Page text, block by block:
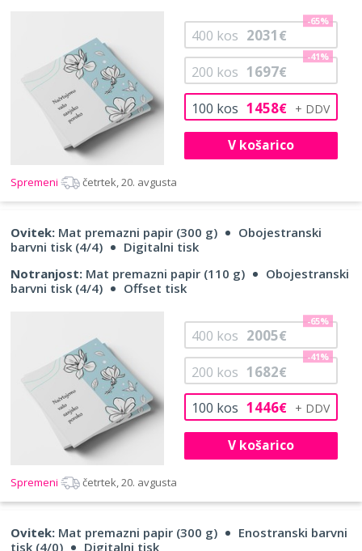
100 kos 1458€
200 kos 1697€
-41%
400 kos 2031€
-65%
V košarico
Spremeni četrtek, 20. avgusta
Ovitek: Mat premazni papir (300 g)
Obojestranski
barvni tisk (4/4)
Digitalni tisk
Notranjost: Mat premazni papir (110 g)
Obojestranski
barvni tisk (4/4)
Offset tisk
100 kos 1446€
200 kos 1682€
-41%
400 kos 2005€
-65%
V košarico
Spremeni četrtek, 20. avgusta
Ovitek: Mat premazni papir (300 g)
Enostranski barvni
tisk (4/0)
Digitalni tisk